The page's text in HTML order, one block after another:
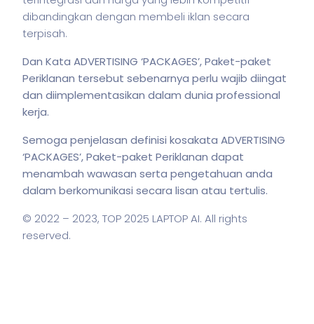
dibandingkan dengan membeli iklan secara
terpisah.
Dan Kata ADVERTISING ‘PACKAGES’, Paket-paket
Periklanan tersebut sebenarnya perlu wajib diingat
dan diimplementasikan dalam dunia professional
kerja.
Semoga penjelasan definisi kosakata ADVERTISING
‘PACKAGES’, Paket-paket Periklanan dapat
menambah wawasan serta pengetahuan anda
dalam berkomunikasi secara lisan atau tertulis.
© 2022 – 2023, TOP 2025 LAPTOP AI. All rights
reserved.